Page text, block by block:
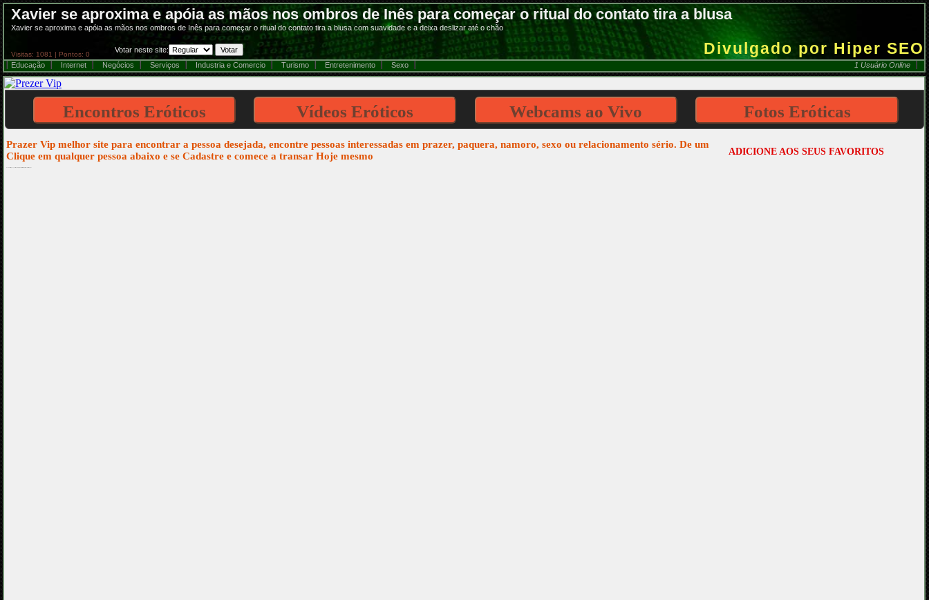
Divulgado por Hiper SEO
Xavier se aproxima e apóia as mãos nos ombros de Inês para começar o ritual do contato tira a blusa
Xavier se aproxima e apóia as mãos nos ombros de Inês para começar o ritual do contato tira a blusa com suavidade e a deixa deslizar até o chão
Visitas: 1081 | Pontos: 0
Votar neste site:
Educação
Internet Negócios Serviços Industria e Comercio Turismo Entretenimento Sexo 1 Usuário Online